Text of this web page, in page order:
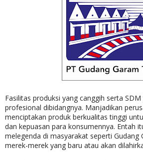
Fasilitas produksi yang canggih serta
profesional dibidangnya. Manjadikan
menciptakan produk berkualitas tinggi
dan kepuasan para konsumennya. Entah
melegenda di masyarakat seperti Gudang
merek-merek yang baru atau akan